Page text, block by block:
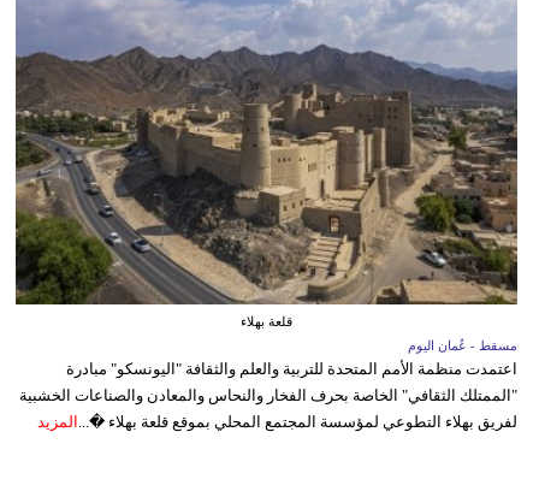
قلعة بهلاء
مسقط - عُمان اليوم
اعتمدت منظمة الأمم المتحدة للتربية والعلم والثقافة "اليونسكو" مبادرة
"الممتلك الثقافي" الخاصة بحرف الفخار والنحاس والمعادن والصناعات الخشبية
لفريق بهلاء التطوعي لمؤسسة المجتمع المحلي بموقع قلعة بهلاء �... المزيد